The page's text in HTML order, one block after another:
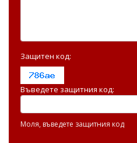
Защитен код:
Въведете защитния код:
Моля, въведете защитния код